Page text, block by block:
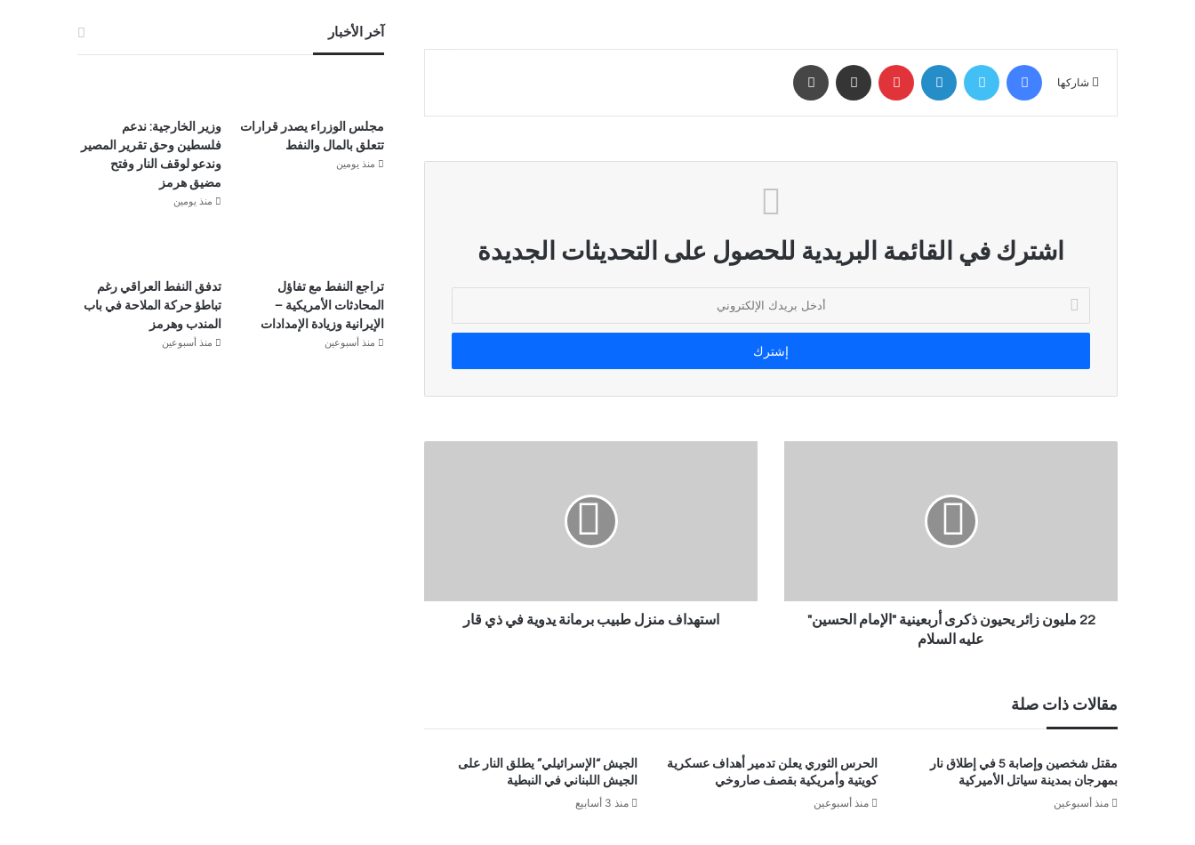
شاركها
فيسبوك تويتر لينكدإن بينتيريست مشاركة عبر البريد
اشترك في القائمة البريدية للحصول على التحديثات الجديدة
بريدك
الإلكتروني
22 مليون زائر يحيون ذكرى أربعينية "الإمام الحسين"
عليه السلام
استهداف منزل طبيب برمانة يدوية في ذي قار
مقالات ذات صلة
مقتل شخصين وإصابة 5 في إطلاق نار
بمهرجان بمدينة سياتل الأميركية
منذ أسبوعين
الحرس الثوري يعلن تدمير أهداف عسكرية
كويتية وأمريكية بقصف صاروخي
منذ أسبوعين
الجيش “الإسرائيلي” يطلق النار على
الجيش اللبناني في النبطية
منذ 3 أسابيع
آخر الأخبار
مجلس الوزراء يصدر قرارات
تتعلق بالمال والنفط
منذ يومين
وزير الخارجية: ندعم
فلسطين وحق تقرير المصير
وندعو لوقف النار وفتح
مضيق هرمز
منذ يومين
تراجع النفط مع تفاؤل
المحادثات الأمريكية –
الإيرانية وزيادة الإمدادات
منذ أسبوعين
تدفق النفط العراقي رغم
تباطؤ حركة الملاحة في باب
المندب وهرمز
منذ أسبوعين